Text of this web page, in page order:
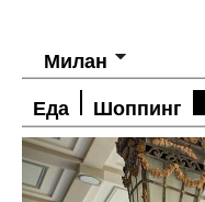
Милан
Еда Шоппинг